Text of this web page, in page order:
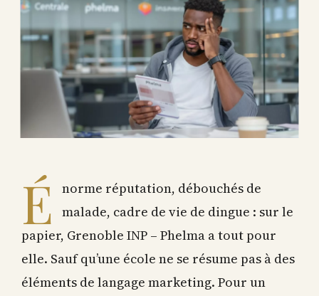
É norme réputation, débouchés de
malade, cadre de vie de dingue : sur le
papier, Grenoble INP – Phelma a tout pour
elle. Sauf qu’une école ne se résume pas à des
éléments de langage marketing. Pour un